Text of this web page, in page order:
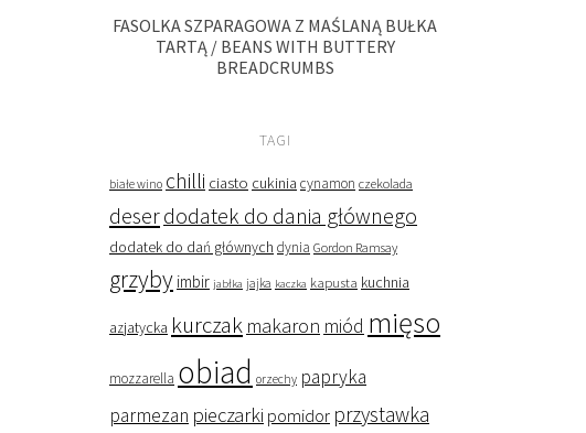
FASOLKA SZPARAGOWA Z MAŚLANĄ BUŁKA
TARTĄ / BEANS WITH BUTTERY
BREADCRUMBS
TAGI
białe wino chilli ciasto cukinia cynamon czekolada
deserdodatek do dania głównego
dodatek do dań głównych dynia Gordon Ramsay
grzyby imbir jabłka jajka kaczka kapusta kuchnia
azjatycka kurczak makaron miód mięso
mozzarella obiad orzechy papryka
parmezan pieczarki pomidor przystawka